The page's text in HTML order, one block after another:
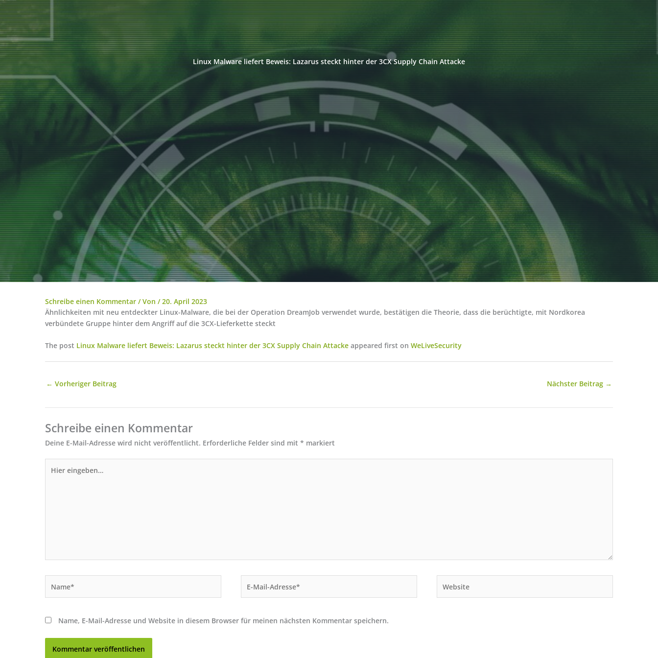
Linux Malware liefert Beweis: Lazarus steckt hinter der 3CX Supply Chain Attacke
Schreibe einen Kommentar / Von /20. April 2023
Ähnlichkeiten mit neu entdeckter Linux-Malware, die bei der Operation DreamJob verwendet wurde, bestätigen die Theorie, dass die berüchtigte, mit Nordkorea
verbündete Gruppe hinter dem Angriff auf die 3CX-Lieferkette steckt
The post Linux Malware liefert Beweis: Lazarus steckt hinter der 3CX Supply Chain Attacke appeared first on WeLiveSecurity
← Vorheriger Beitrag Nächster Beitrag →
Schreibe einen Kommentar
Deine E-Mail-Adresse wird nicht veröffentlicht. Erforderliche Felder sind mit * markiert
eingeben…
Mail-
Name, E-Mail-Adresse und Website in diesem Browser für meinen nächsten Kommentar speichern.